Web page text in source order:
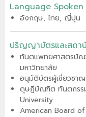
Language Spoken
อังกฤษ, ไทย, ญี่ปุน
ปริญญาบัตรและสถา
ทันตแพทยศาสตรบั
มหาวิทยาลัย
อนุมัติบัตรผู้เชี่ยวชา
ดุษฎีบัณฑิต ทันตกรร
University
American Board